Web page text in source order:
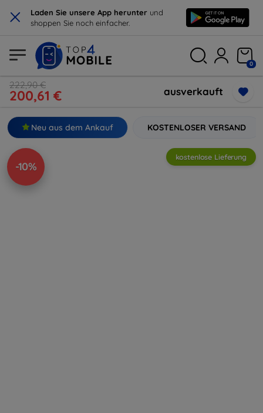
× Laden Sie unsere App herunter und
shoppen Sie noch einfacher.
0
222,90 €
200,61 € ausverkauft
Neu aus dem Ankauf KOSTENLOSER VERSAND
-10%
kostenlose Lieferung